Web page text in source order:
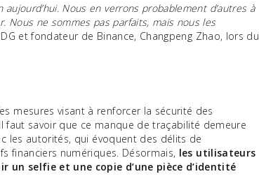
Nous en verrons probablement d’autres à
Nous ne sommes pas parfaits, mais nous les
et fondateur de Binance, Changpeng Zhao, lors du
mesures visant à renforcer la sécurité des
faut savoir que ce manque de traçabilité demeure
les autorités, qui évoquent des délits de
financiers numériques. Désormais, les utilisateurs
un selfie et une copie d’une pièce d’identité